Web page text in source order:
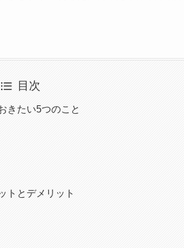
目次
きたい5つのこと
トとデメリット